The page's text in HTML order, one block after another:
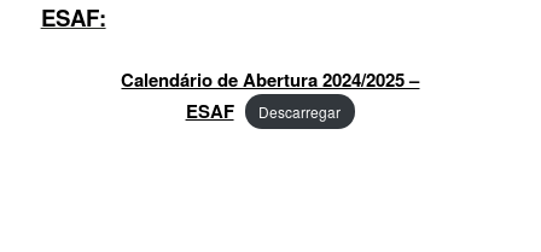
ESAF:
Calendário de Abertura 2024/2025 –
ESAF
Descarregar